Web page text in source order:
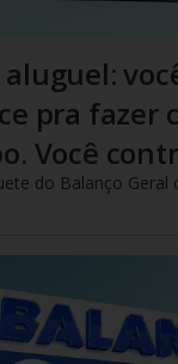
pra fazer
Você
do Balanço Geral